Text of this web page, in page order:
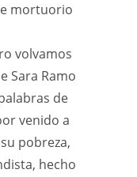
mortuorio
volvamos
Sara Ramo
de
venido a
pobreza,
hecho